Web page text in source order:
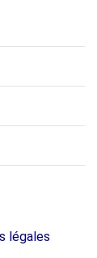
légales